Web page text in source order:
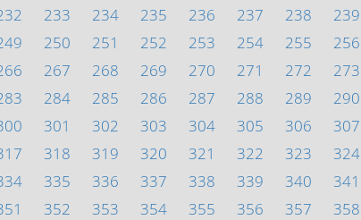
233 234 235 236 237 238 239
250 251 252 253 254 255 256
267 268 269 270 271 272 273
284 285 286 287 288 289 290
301 302 303 304 305 306 307
318 319 320 321 322 323 324
335 336 337 338 339 340 341
352 353 354 355 356 357 358